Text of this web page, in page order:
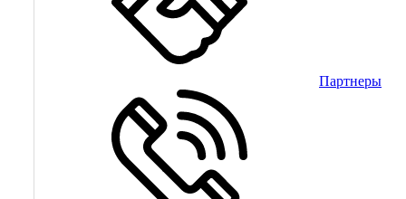
Партнеры